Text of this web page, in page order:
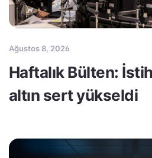
Ağustos 8, 2026
Haftalık Bülten:
altın sert yükseldi